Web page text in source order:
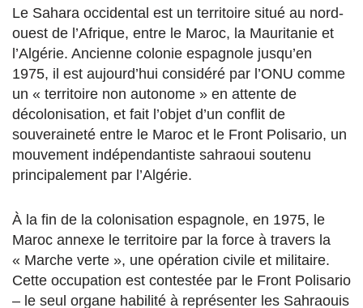
Le Sahara occidental est un territoire situé au nord-
ouest de l’Afrique, entre le Maroc, la Mauritanie et
l’Algérie. Ancienne colonie espagnole jusqu’en
1975, il est aujourd’hui considéré par l’ONU comme
un « territoire non autonome » en attente de
décolonisation, et fait l’objet d’un conflit de
souveraineté entre le Maroc et le Front Polisario, un
mouvement indépendantiste sahraoui soutenu
principalement par l’Algérie.
À la fin de la colonisation espagnole, en 1975, le
Maroc annexe le territoire par la force à travers la
« Marche verte », une opération civile et militaire.
Cette occupation est contestée par le Front Polisario
– le seul organe habilité à représenter les Sahraouis